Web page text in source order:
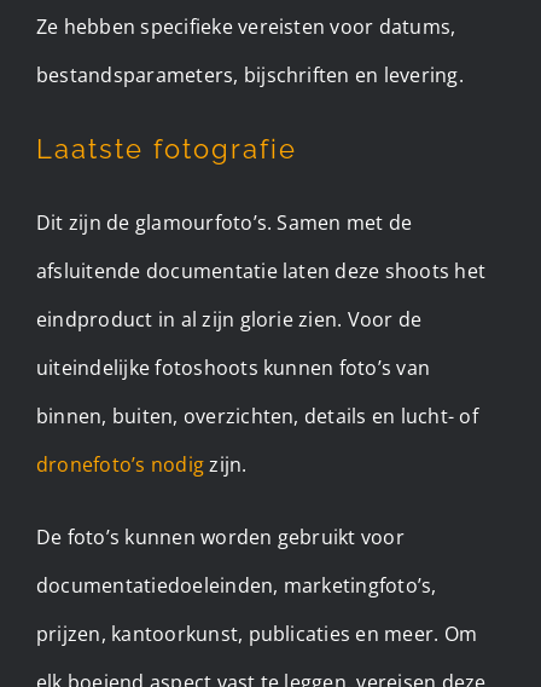
Ze hebben specifieke vereisten voor datums,
bestandsparameters, bijschriften en levering. ​
Laatste fotografie
Dit zijn de glamourfoto’s. Samen met de
afsluitende documentatie laten deze shoots het
eindproduct in al zijn glorie zien. Voor de
uiteindelijke fotoshoots kunnen foto’s van
binnen, buiten, overzichten, details en lucht- of
dronefoto’s nodigzijn.
De foto’s kunnen worden gebruikt voor
documentatiedoeleinden, marketingfoto’s,
prijzen, kantoorkunst, publicaties en meer. Om